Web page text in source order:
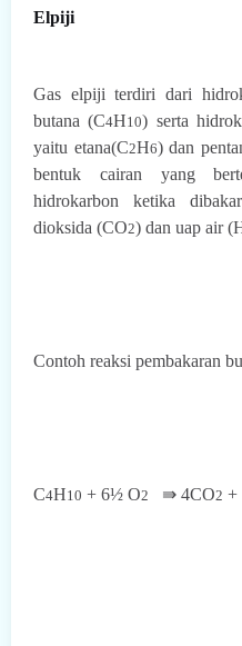
Elpiji
Gas elpiji terdiri dari
butana(C4H10) serta
yaitu etana(C2H6) dan
bentuk cairan yang
hidrokarbon ketika
dioksida (CO2) dan uap air
Contoh reaksi pembakaran
C4H10 + 6½ O2 ⇛ 4CO2 +